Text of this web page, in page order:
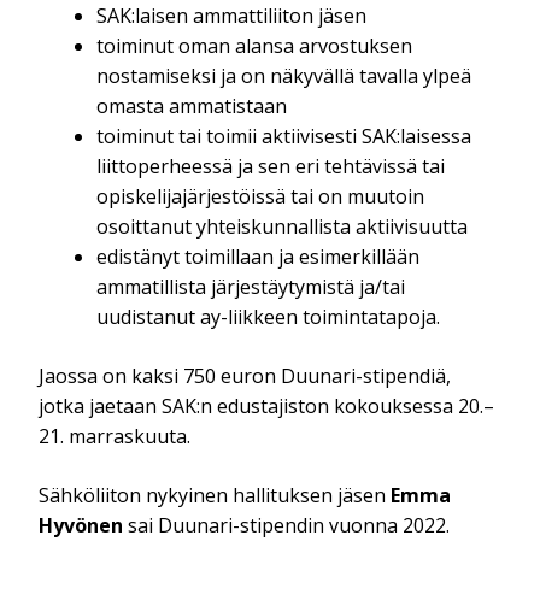
SAK:laisen ammattiliiton jäsen
toiminut oman alansa arvostuksen
nostamiseksi ja on näkyvällä tavalla ylpeä
omasta ammatistaan
toiminut tai toimii aktiivisesti SAK:laisessa
liittoperheessä ja sen eri tehtävissä tai
opiskelijajärjestöissä tai on muutoin
osoittanut yhteiskunnallista aktiivisuutta
edistänyt toimillaan ja esimerkillään
ammatillista järjestäytymistä ja/tai
uudistanut ay-liikkeen toimintatapoja.
Jaossa on kaksi 750 euron Duunari-stipendiä,
jotka jaetaan SAK:n edustajiston kokouksessa 20.–
21. marraskuuta.
Sähköliiton nykyinen hallituksen jäsen Emma
Hyvönen sai Duunari-stipendin vuonna 2022.